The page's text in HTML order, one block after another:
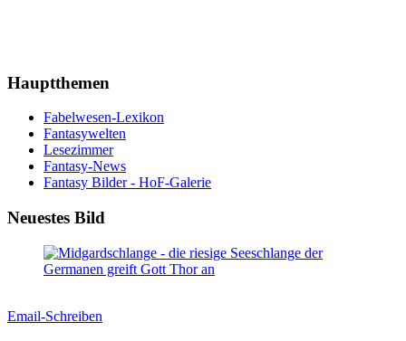
Hauptthemen
Fabelwesen-Lexikon
Fantasywelten
Lesezimmer
Fantasy-News
Fantasy Bilder - HoF-Galerie
Neuestes Bild
Email-Schreiben